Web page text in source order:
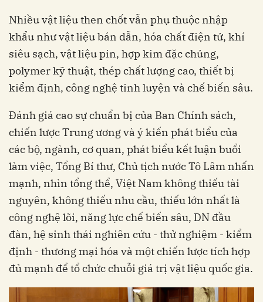
Nhiều vật liệu then chốt vẫn phụ thuộc nhập
khẩu như vật liệu bán dẫn, hóa chất điện tử, khí
siêu sạch, vật liệu pin, hợp kim đặc chủng,
polymer kỹ thuật, thép chất lượng cao, thiết bị
kiểm định, công nghệ tinh luyện và chế biến sâu.
Đánh giá cao sự chuẩn bị của Ban Chính sách,
chiến lược Trung ương và ý kiến phát biểu của
các bộ, ngành, cơ quan, phát biểu kết luận buổi
làm việc, Tổng Bí thư, Chủ tịch nước Tô Lâm nhấn
mạnh, nhìn tổng thể, Việt Nam không thiếu tài
nguyên, không thiếu nhu cầu, thiếu lớn nhất là
công nghệ lõi, năng lực chế biến sâu, DN đầu
đàn, hệ sinh thái nghiên cứu - thử nghiệm - kiểm
định - thương mại hóa và một chiến lược tích hợp
đủ mạnh để tổ chức chuỗi giá trị vật liệu quốc gia.